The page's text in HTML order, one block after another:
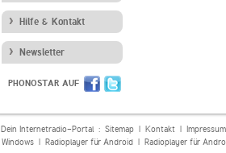
Hilfe & Kontakt
Newsletter
PHONOSTAR AUF
Dein Internetradio-Portal : Sitemap| Kontakt| Impressum
Windows| Radioplayer für Android| Radioplayer für